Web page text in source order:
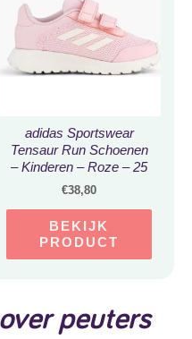
adidas Sportswear
Tensaur Run Schoenen
– Kinderen – Roze – 25
€38,80
BEKIJK
PRODUCT
peuters